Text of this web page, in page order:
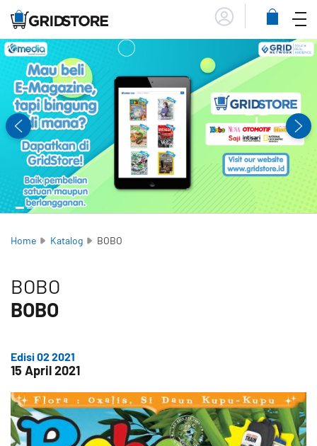
Lihat
Menu
Home Katalog BOBO
BOBO
BOBO
Edisi 02 2021
15 April 2021